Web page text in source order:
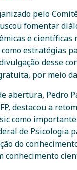
pelo
fomentar
e científicas
estratégias
desse
por meio
abertura, Pedro
destacou a
como
de Psicologia
do
conhecimento